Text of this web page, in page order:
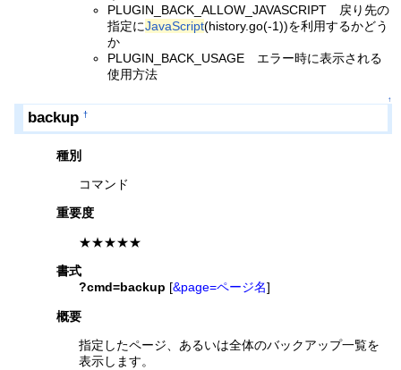
PLUGIN_BACK_ALLOW_JAVASCRIPT 戻り先の
指定にJavaScript(history.go(-1))を利用するかどう
か
PLUGIN_BACK_USAGE エラー時に表示される
使用方法
↑
backup †
種別
コマンド
重要度
★★★★★
書式
?cmd=backup [&page=ページ名]
概要
指定したページ、あるいは全体のバックアップ一覧を
表示します。